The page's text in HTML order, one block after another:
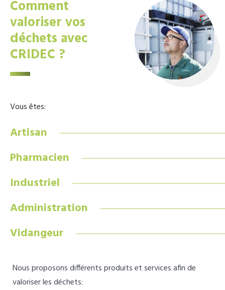
Comment
valoriser vos
déchets avec
CRIDEC ?
Vous êtes:
Artisan
Pharmacien
Industriel
Administration
Vidangeur
Nous proposons différents produits et services afin de
valoriser les déchets: